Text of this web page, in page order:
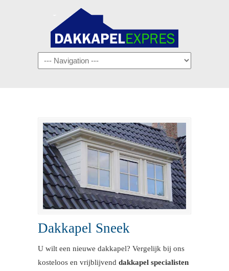
Navigation
Dakkapel Sneek
U wilt een nieuwe dakkapel? Vergelijk bij ons
kosteloos en vrijblijvend dakkapel specialisten